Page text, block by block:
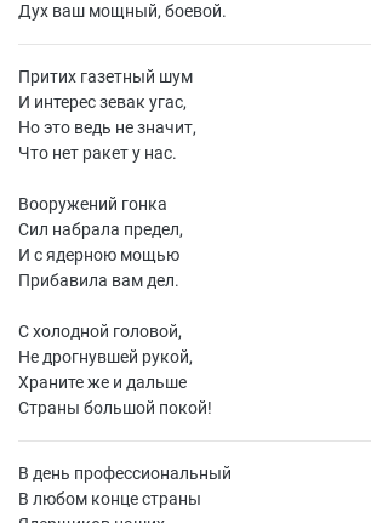
Дух ваш мощный, боевой.
Притих газетный шум
И интерес зевак угас,
Но это ведь не значит,
Что нет ракет у нас.
Вооружений гонка
Сил набрала предел,
И с ядерною мощью
Прибавила вам дел.
С холодной головой,
Не дрогнувшей рукой,
Храните же и дальше
Страны большой покой!
В день профессиональный
В любом конце страны